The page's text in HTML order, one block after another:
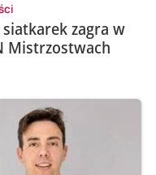
zagra w
Mistrzostwach